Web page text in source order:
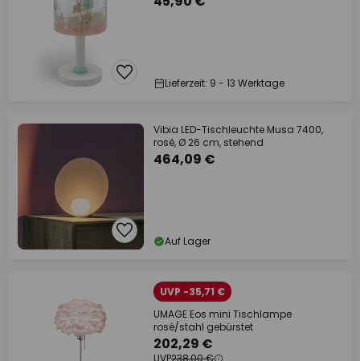
Lieferzeit: 9 - 13 Werktage
Vibia LED-Tischleuchte Musa 7400,
rosé, Ø 26 cm, stehend
464,09 €
Auf Lager
UVP -35,71 €
UMAGE Eos mini Tischlampe
rosé/stahl gebürstet
202,29 €
UVP238,00 €